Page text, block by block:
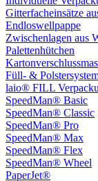
Gitterfacheinsätze
Endloswellpappe
Zwischenlagen aus
Palettenhütchen
Füll- &
laio® FILL
SpeedMan® Basic
SpeedMan® Classic
SpeedMan® Pro
SpeedMan® Max
SpeedMan® Flex
SpeedMan® Wheel
PaperJet®